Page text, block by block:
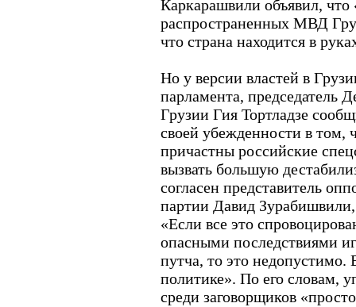
Каркарашвили объявил, что
распространенных МВД
что страна находится в
Но у версии властей в
парламента, председатель
Грузии Гия Тортладзе
своей убежденности в том,
причастны российские
вызвать большую
согласен представитель
партии Давид
«Если все это
опасными последствиями
путча, то это недопустимо.
политике». По его словам,
среди заговорщиков